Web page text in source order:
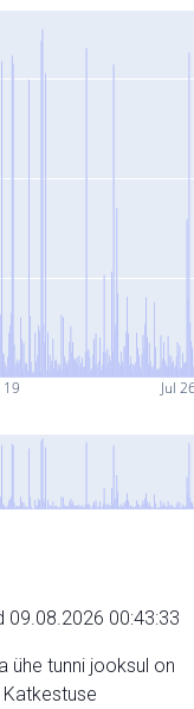
19 Jul
09.08.2026 00:43:33
ühe tunni jooksul on